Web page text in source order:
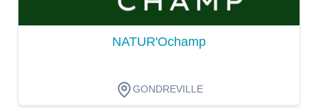
NATUR'Ochamp
GONDREVILLE